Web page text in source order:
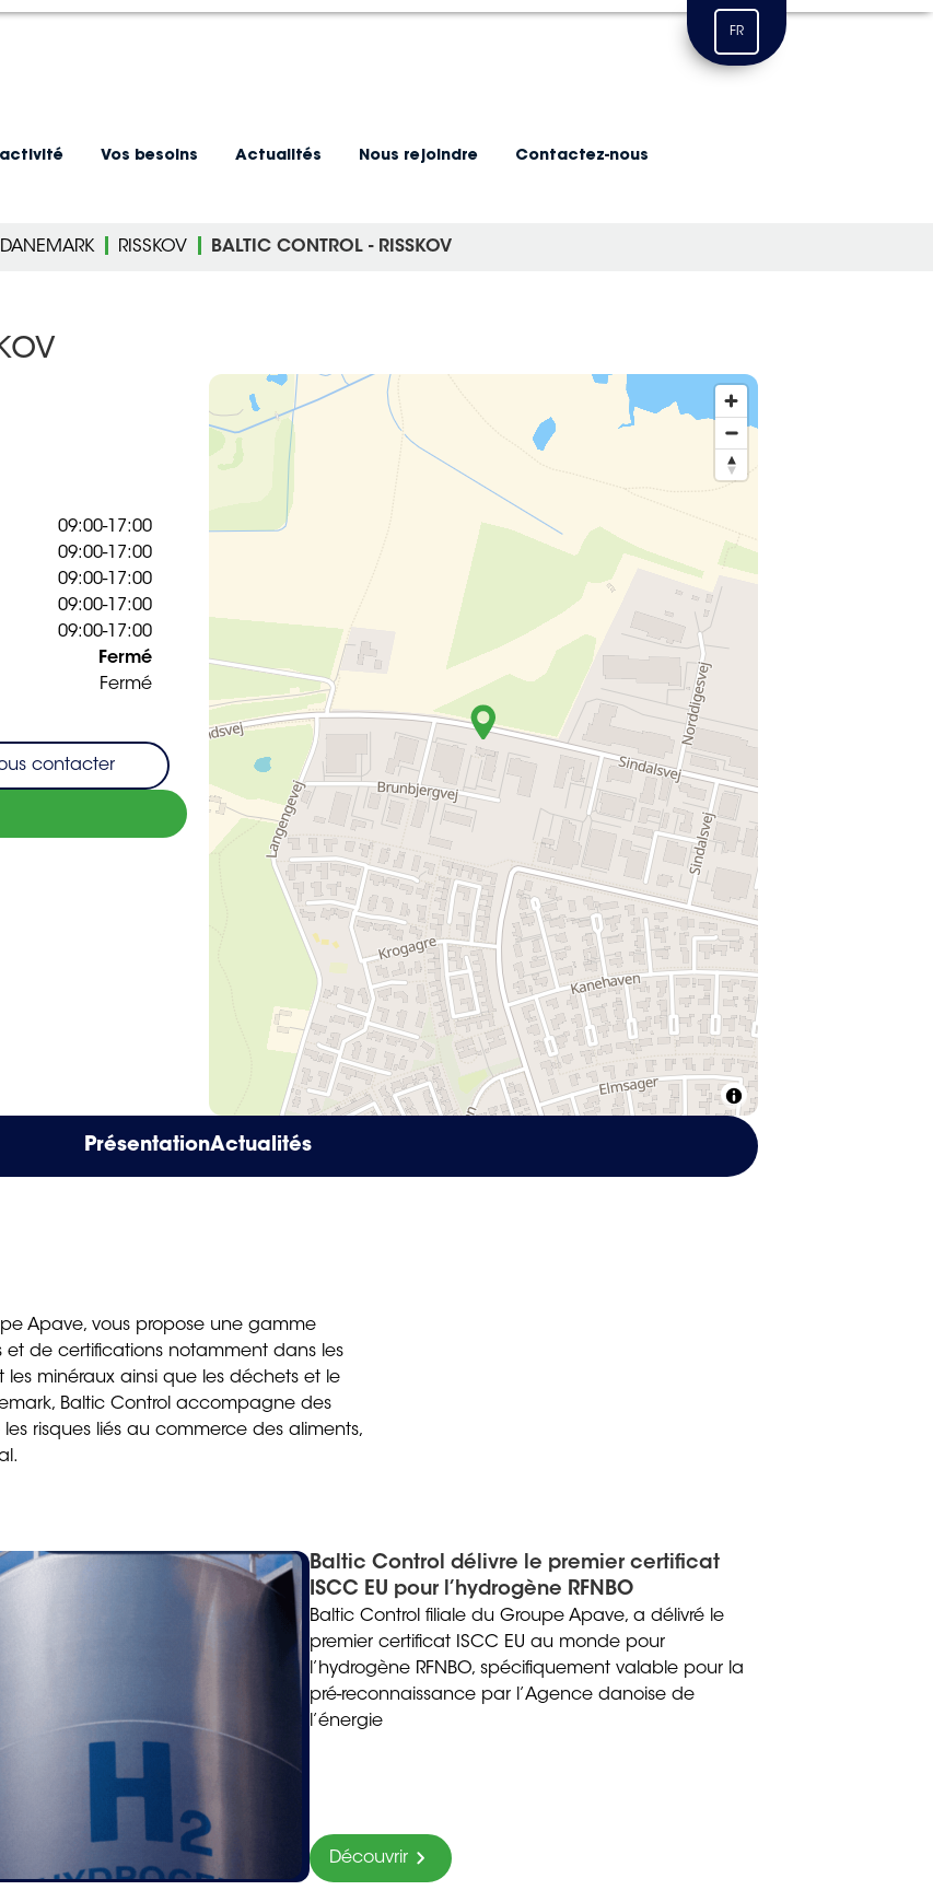
FR
Vos besoins Actualités Nous rejoindre Contactez-nous
DANEMARK RISSKOV BALTIC CONTROL - RISSKOV
09:00-17:00
09:00-17:00
09:00-17:00
09:00-17:00
09:00-17:00
Fermé
Fermé
contacter
PrésentationActualités
Apave, vous propose une gamme
et de certifications notamment dans les
minéraux ainsi que les déchets et le
Baltic Control accompagne des
risques liés au commerce des aliments,
Baltic Control délivre le premier certificat
ISCC EU pour l’hydrogène RFNBO
Baltic Control filiale du Groupe Apave, a délivré le
premier certificat ISCC EU au monde pour
l’hydrogène RFNBO, spécifiquement valable pour la
pré-reconnaissance par l’Agence danoise de
l’énergie
Découvrir